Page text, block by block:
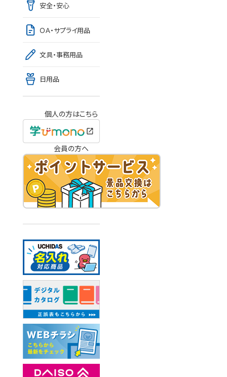
安全・安心
ＯＡ・サプライ用品
文具・事務用品
日用品
個人の方はこちら
会員の方へ